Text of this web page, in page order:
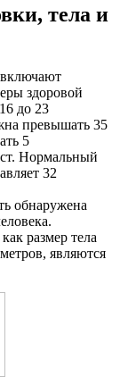
тела и
здоровой
до 23
превышать 35
5
Нормальный
32
обнаружена
размер тела
являются